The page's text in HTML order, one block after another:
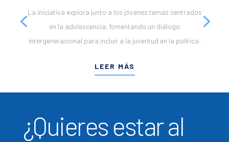
La iniciativa explora junto a los jóvenes temas centrados
en la adolescencia, fomentando un diálogo
intergeneracional para incluir a la juventud en la política.
LEER MÁS
¿Quieres estar al